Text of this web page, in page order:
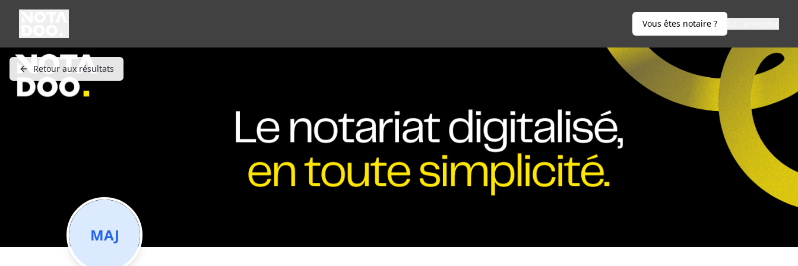
Vous êtes notaire ?
Retour aux résultats
MAJ